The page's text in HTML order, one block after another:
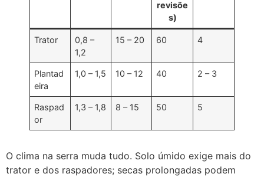
revisõe
s)
Trator
0,8 –
1,2
15 – 20 60 4
Plantad
eira
1,0 – 1,5 10 – 12 40 2 – 3
Raspad
or
1,3 – 1,8 8 – 15 50 5
O clima na serra muda tudo. Solo úmido exige mais do
trator e dos raspadores; secas prolongadas podem